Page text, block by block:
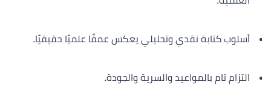
أسلوب كتابة نقدي وتحليلي يعكس عمقًا علميًا حقيقيًا.
التزام تام بالمواعيد والسرية والجودة.